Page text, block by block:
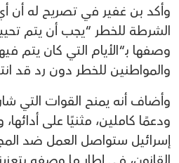
وأكد بن غفير في تصريح له
الشرطة للخطر “يجب أن يتم
وصفها بـ“الأيام التي كان يتم
والمواطنين للخطر دون رد قد
وأضاف أنه يمنح القوات التي
ودعمًا كاملين، مثنيًا على
إسرائيل ستواصل العمل ضد